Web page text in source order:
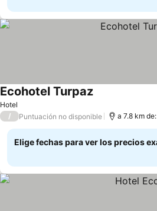
Hotel
Ecohotel TurpazVer precios
/ Puntuación no disponible a 7.8 km
Elige fechas para ver los precios